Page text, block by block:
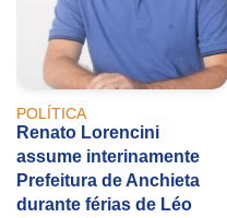
POLÍTICA
Renato Lorencini
assume interinamente
Prefeitura de Anchieta
durante férias de Léo